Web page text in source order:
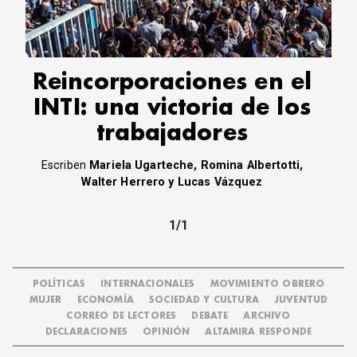
CORREO DE LECTORES
DEBATE
ARCHIVO
DECLARACIONES
OPINIÓN
ALTAMIRA RESPONDE
Política Obrera Revista
CONTACTO
Reincorporaciones en el
INTI: una victoria de los
trabajadores
Escriben Mariela Ugarteche, Romina Albertotti,
Walter Herrero y Lucas Vázquez
1/1
POLÍTICAS INTERNACIONALES
MOVIMIENTO OBRERO
MUJER
ECONOMÍA SOCIEDAD Y CULTURA
JUVENTUD
CORREO DE LECTORES
DEBATE
ARCHIVO
DECLARACIONES
OPINIÓN ALTAMIRA RESPONDE